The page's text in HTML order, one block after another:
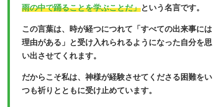
雨の中で踊ることを学ぶことだ」という名言です。
この言葉は、時が経つにつれて「すべての出来事には
理由がある」と受け入れられるようになった自分を思
い出させてくれます。
だからこそ私は、神様が経験させてくださる困難をい
つも祈りとともに受け止めています。